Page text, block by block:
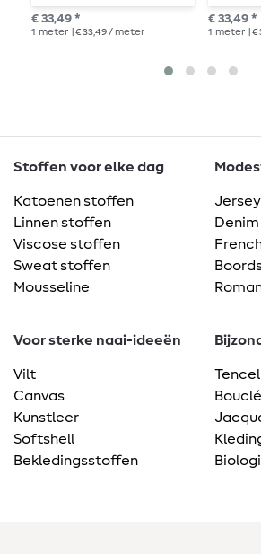
Insecten Rasters Petrol
€ 33,49 *
1 meter | € 33,49 / meter
€ 33,49 *
1 meter |
Stoffen voor elke dag
Katoenen stoffen
Linnen stoffen
Viscose stoffen
Sweat stoffen
Mousseline
Jersey
Denim
Voor sterke naai-ideeën
Vilt
Canvas
Kunstleer
Softshell
Bekledingsstoffen
Tencel
Bouclé